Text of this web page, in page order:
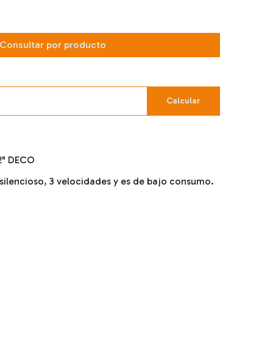
por producto
Calcular
DECO
3 velocidades y es de bajo consumo.